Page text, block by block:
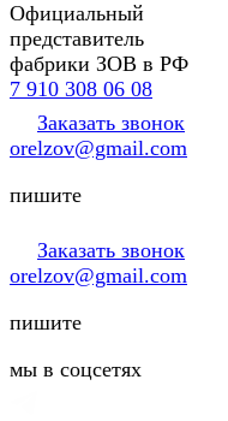
Официальный
представитель
фабрики ЗОВ в РФ
7 910 308 06 08
Заказать звонок
orelzov@gmail.com
пишите
Заказать звонок
orelzov@gmail.com
пишите
мы в соцсетях